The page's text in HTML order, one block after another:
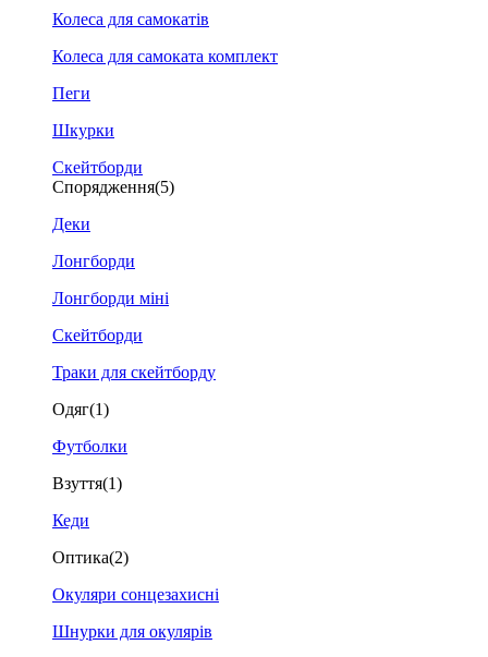
Колеса для самокатів
Колеса для самоката комплект
Пеги
Шкурки
Скейтборди
Спорядження(5)
Деки
Лонгборди
Лонгборди міні
Скейтборди
Траки для скейтборду
Одяг(1)
Футболки
Взуття(1)
Кеди
Оптика(2)
Окуляри сонцезахисні
Шнурки для окулярів